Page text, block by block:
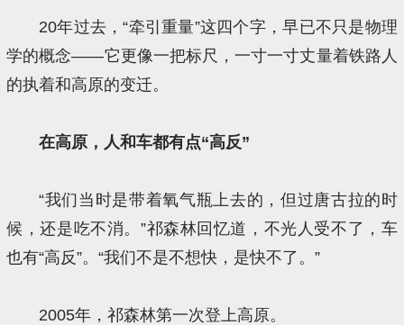
20年过去，“牵引重量”这四个字，早已不只是物理
学的概念——它更像一把标尺，一寸一寸丈量着铁路人
的执着和高原的变迁。
在高原，人和车都有点“高反”
“我们当时是带着氧气瓶上去的，但过唐古拉的时
候，还是吃不消。”祁森林回忆道，不光人受不了，车
也有“高反”。“我们不是不想快，是快不了。”
2005年，祁森林第一次登上高原。